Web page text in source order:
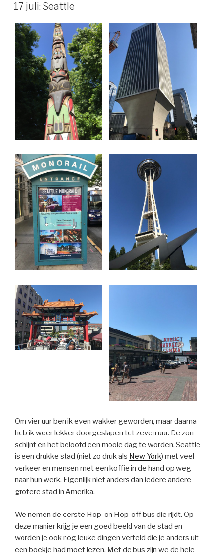
OP
17 juli: Seattle
Om vier uur ben ik even wakker geworden, maar daarna
heb ik weer lekker doorgeslapen tot zeven uur. De zon
schijnt en het beloofd een mooie dag te worden. Seattle
is een drukke stad (niet zo druk als New York) met veel
verkeer en mensen met een koffie in de hand op weg
naar hun werk. Eigenlijk niet anders dan iedere andere
grotere stad in Amerika.
We nemen de eerste Hop-on Hop-off bus die rijdt. Op
deze manier krijg je een goed beeld van de stad en
worden je ook nog leuke dingen verteld die je anders uit
een boekje had moet lezen. Met de bus zijn we de hele